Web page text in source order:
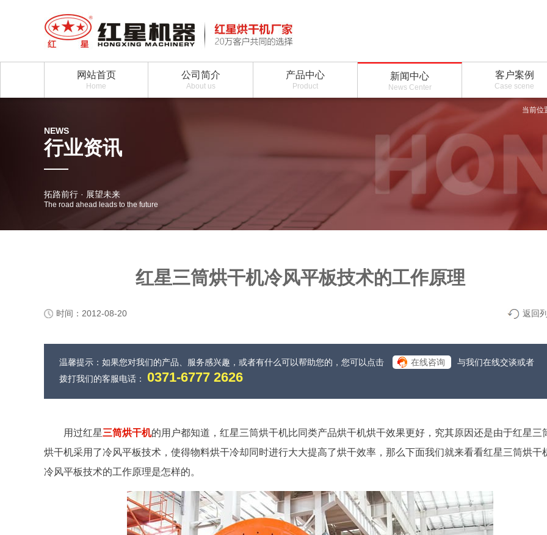
网站首页
Home
公司简介
About us
产品中心
Product
新闻中心
News Center
客户案例
Case scene
当前位
NEWS
行业资讯
拓路前行 · 展望未来
The road ahead leads to the future
红星三筒烘干机冷风平板技术的工作原理
时间：2012-08-20 返回
温馨提示：如果您对我们的产品、服务感兴趣，或者有什么可以帮助您的，您可以点击 在线咨询
与我们在线交谈或者
拨打我们的客服电话： 0371-6777 2626
用过红星三筒烘干机的用户都知道，红星三筒烘干机比同类产品烘干机烘干效果更好，究其原因还是由于红星三
烘干机采用了冷风平板技术，使得物料烘干冷却同时进行大大提高了烘干效率，那么下面我们就来看看红星三筒烘干
冷风平板技术的工作原理是怎样的。